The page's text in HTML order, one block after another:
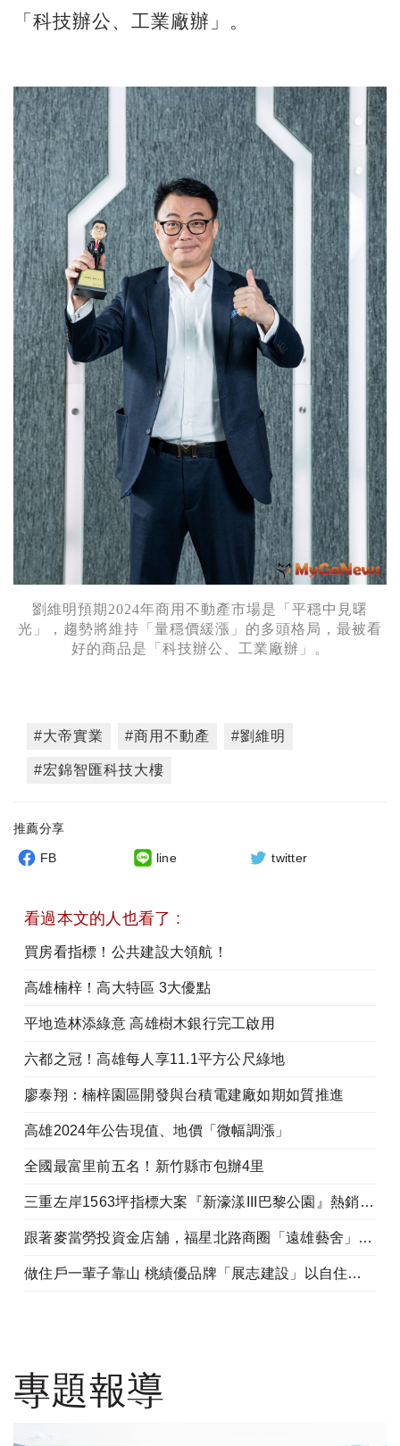
「科技辦公、工業廠辦」。
劉維明預期2024年商用不動產市場是「平穩中見曙
光」，趨勢將維持「量穩價緩漲」的多頭格局，最被看
好的商品是「科技辦公、工業廠辦」。
#大帝實業 #商用不動產 #劉維明
#宏錦智匯科技大樓
推薦分享
FB line twitter
看過本文的人也看了 :
買房看指標！公共建設大領航！
高雄楠梓！高大特區 3大優點
平地造林添綠意 高雄樹木銀行完工啟用
六都之冠！高雄每人享11.1平方公尺綠地
廖泰翔：楠梓園區開發與台積電建廠如期如質推進
高雄2024年公告現值、地價「微幅調漲」
全國最富里前五名！新竹縣市包辦4里
三重左岸1563坪指標大案『新濠漾III巴黎公園』熱銷開工
跟著麥當勞投資金店舖，福星北路商圈「遠雄藝舍」金店炙手可熱
做住戶一輩子靠山 桃績優品牌「展志建設」以自住心蓋房
專題報導